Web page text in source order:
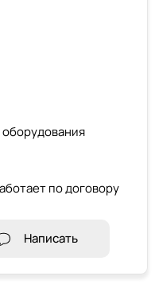
по договору
Написать